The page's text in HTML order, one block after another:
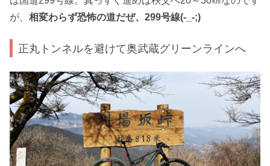
が、 相変わらず恐怖の道だぜ、299号線(-_-;)
正丸トンネルを避けて奥武蔵グリーンラインへ